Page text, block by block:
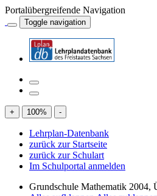
Portalübergreifende Navigation
Toggle navigation
+ 100% -
Lehrplan-Datenbank
zurück zur Startseite
zurück zur Schulart
Im Schulportal anmelden
Grundschule Mathematik 2004,